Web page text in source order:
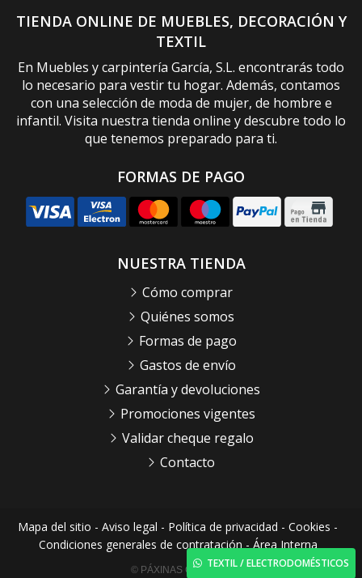
TEXTIL / ELECTRODOMÉSTICOS
TIENDA ONLINE DE MUEBLES, DECORACIÓN Y
TEXTIL
En Muebles y carpintería García, S.L. encontrarás todo
lo necesario para vestir tu hogar. Además, contamos
con una selección de moda de mujer, de hombre e
infantil. Visita nuestra tienda online y descubre todo lo
que tenemos preparado para ti.
FORMAS DE PAGO
NUESTRA TIENDA
Cómo comprar
Quiénes somos
Formas de pago
Gastos de envío
Garantía y devoluciones
Promociones vigentes
Validar cheque regalo
Contacto
Mapa del sitio - Aviso legal - Política de privacidad - Cookies -
Condiciones generales de contratación-Área Interna
© PÁXINAS GALEGAS